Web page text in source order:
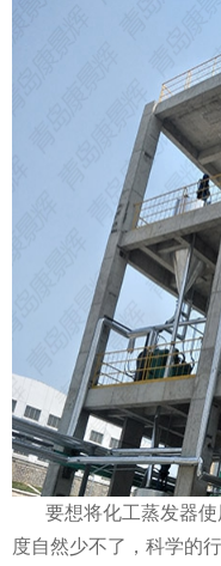
要想将化工蒸发器
度自然少不了，科学的